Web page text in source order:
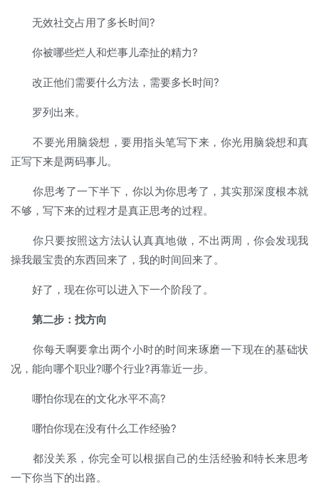
无效社交占用了多长时间?
你被哪些烂人和烂事儿牵扯的精力?
改正他们需要什么方法，需要多长时间?
罗列出来。
不要光用脑袋想，要用指头笔写下来，你光用脑袋想和真
正写下来是两码事儿。
你思考了一下半下，你以为你思考了，其实那深度根本就
不够，写下来的过程才是真正思考的过程。
你只要按照这方法认认真真地做，不出两周，你会发现我
操我最宝贵的东西回来了，我的时间回来了。
好了，现在你可以进入下一个阶段了。
第二步：找方向
你每天啊要拿出两个小时的时间来琢磨一下现在的基础状
况，能向哪个职业?哪个行业?再靠近一步。
哪怕你现在的文化水平不高?
哪怕你现在没有什么工作经验?
都没关系，你完全可以根据自己的生活经验和特长来思考
一下你当下的出路。